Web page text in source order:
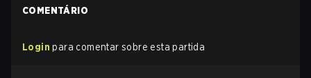
COMENTÁRIO
Login para comentar sobre esta partida